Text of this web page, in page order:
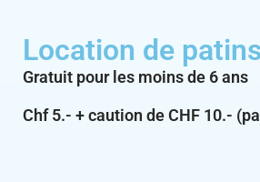
Location de patins
Gratuit pour les moins de 6 ans
Chf 5.- + caution de CHF 10.-